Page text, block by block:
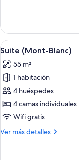
junior
(Mont-
Blanc)
Abrir
todas
las
fotos
de
Suite
(Mont-
7
Suite (Mont-Blanc)
55 m²
1 habitación
4 huéspedes
4 camas individuales
Wifi gratis
Ver más detalles
Más